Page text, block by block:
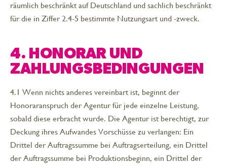
räumlich beschränkt auf Deutschland und sachlich beschränkt
für die in Ziffer 2.4-5 bestimmte Nutzungsart und -zweck.
4. HONORAR UND
ZAHLUNGSBEDINGUNGEN
4.1 Wenn nichts anderes vereinbart ist, beginnt der
Honoraranspruch der Agentur für jede einzelne Leistung,
sobald diese erbracht wurde. Die Agentur ist berechtigt, zur
Deckung ihres Aufwandes Vorschüsse zu verlangen: Ein
Drittel der Auftragssumme bei Auftragserteilung, ein Drittel
der Auftragssumme bei Produktionsbeginn, ein Drittel der